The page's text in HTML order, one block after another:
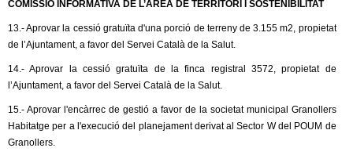
COMISSIÓ INFORMATIVA DE L’ÀREA DE TERRITORI I SOSTENIBILITAT
13.- Aprovar la cessió gratuïta d'una porció de terreny de 3.155 m2, propietat
de l’Ajuntament, a favor del Servei Català de la Salut.
14.- Aprovar la cessió gratuïta de la finca registral 3572, propietat de
l’Ajuntament, a favor del Servei Català de la Salut.
15.- Aprovar l'encàrrec de gestió a favor de la societat municipal Granollers
Habitatge per a l'execució del planejament derivat al Sector W del POUM de
Granollers.